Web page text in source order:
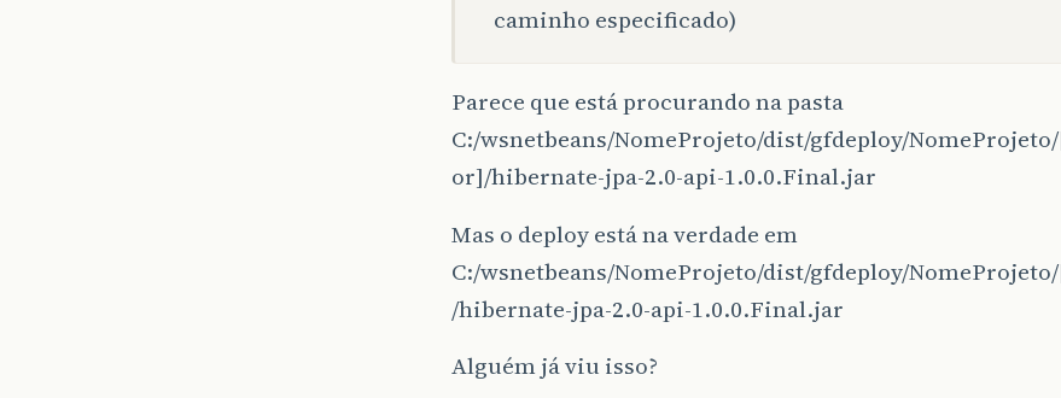
caminho especificado)
Parece que está procurando na pasta
C:/wsnetbeans/NomeProjeto/dist/gfdeploy/
or]/hibernate-jpa-2.0-api-1.0.0.Final.jar
Mas o deploy está na verdade em
C:/wsnetbeans/NomeProjeto/dist/gfdeploy/
/hibernate-jpa-2.0-api-1.0.0.Final.jar
Alguém já viu isso?